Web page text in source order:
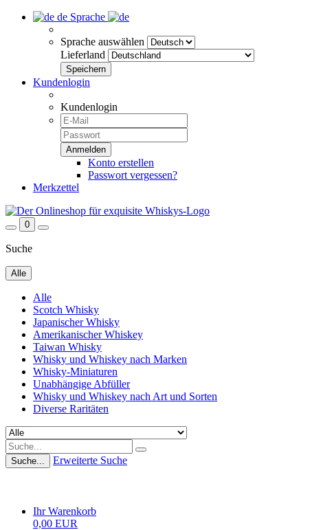
de Sprache
Sprache auswählen
Lieferland
Kundenlogin
Kundenlogin
Konto erstellen
Passwort vergessen?
Merkzettel
0
Suche
Alle
Alle
Scotch Whisky
Japanischer Whisky
Amerikanischer Whiskey
Taiwan Whisky
Whisky und Whiskey nach Marken
Whisky-Miniaturen
Unabhängige Abfüller
Whisky und Whiskey nach Art und Sorten
Diverse Raritäten
Suche... Erweiterte Suche
Ihr Warenkorb
0,00 EUR